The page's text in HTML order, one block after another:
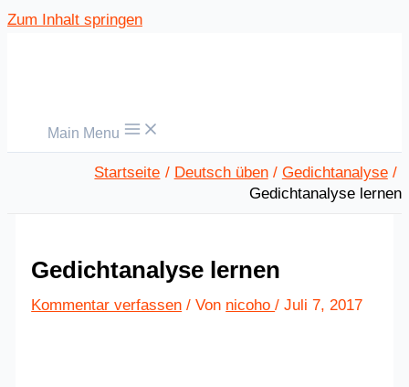
Zum Inhalt springen
Main Menu
Startseite Deutsch üben
Gedichtanalyse
Gedichtanalyse lernen
Gedichtanalyse lernen
Kommentar verfassen / Von nicoho/Juli 7, 2017